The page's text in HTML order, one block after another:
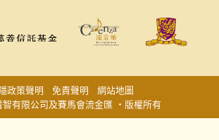
有限公司及賽馬會流金匯 ‧版權所有
政策聲明 免責聲明 網站地圖